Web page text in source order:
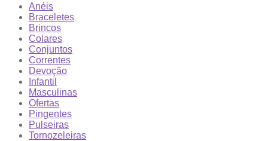
Anéis
Braceletes
Brincos
Colares
Conjuntos
Correntes
Devoção
Infantil
Masculinas
Ofertas
Pingentes
Pulseiras
Tornozeleiras